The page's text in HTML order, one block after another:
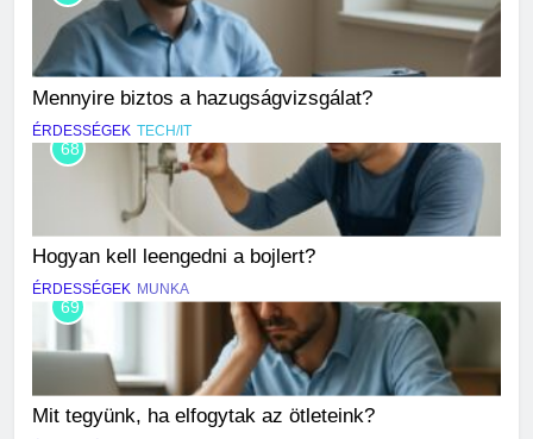
Mennyire biztos a hazugságvizsgálat?
ÉRDESSÉGEK TECH/IT
68
Hogyan kell leengedni a bojlert?
ÉRDESSÉGEK MUNKA
69
Mit tegyünk, ha elfogytak az ötleteink?